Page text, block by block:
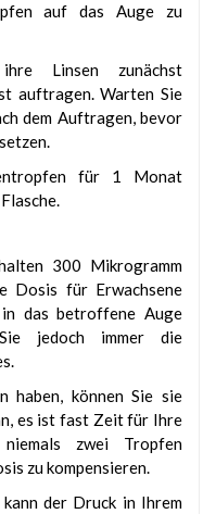
auf das Auge zu
Linsen zunächst
auftragen. Warten Sie
dem Auftragen, bevor
für 1 Monat
300 Mikrogramm
Dosis für Erwachsene
das betroffene Auge
jedoch immer die
haben, können Sie sie
es ist fast Zeit für Ihre
zwei Tropfen
zu kompensieren.
der Druck in Ihrem